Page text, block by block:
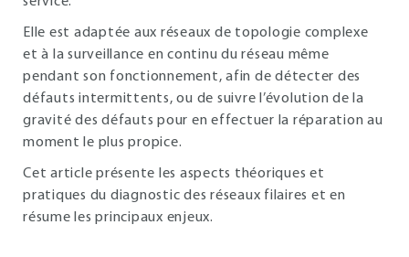
Elle est adaptée aux réseaux de topologie complexe
et à la surveillance en continu du réseau même
pendant son fonctionnement, afin de détecter des
défauts intermittents, ou de suivre l’évolution de la
gravité des défauts pour en effectuer la réparation au
moment le plus propice.
Cet article présente les aspects théoriques et
pratiques du diagnostic des réseaux filaires et en
résume les principaux enjeux.